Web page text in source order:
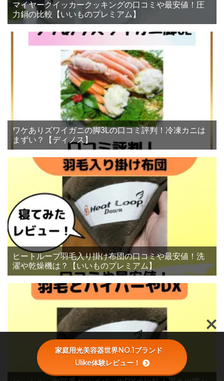
マイヤークイッカークッキングの口コミや最安値！圧
力鍋の比較【いいものプレミアム】
ワケありズワイガニの脚3Lの口コミ評判！冷凍カニは
まずい？【ディノス】
ヒートループ羽毛入り掛け布団の口コミや最安値！洗
濯や乾燥機は？【いいものプレミアム】
家庭用光美容器世界NO.1ブランド
Ulike体験レビュー！